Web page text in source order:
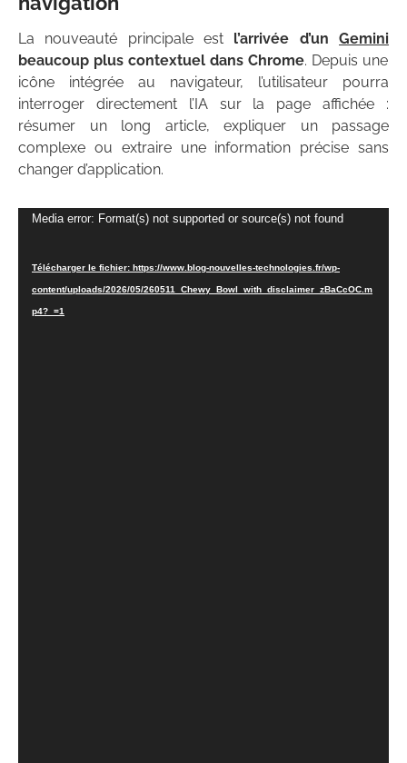
La nouveauté principale est l’arrivée d’unGemini
beaucoup plus contextuel dans Chrome. Depuis une
icône intégrée au navigateur, l’utilisateur pourra
interroger directement l’IA sur la page affichée :
résumer un long article, expliquer un passage
complexe ou extraire une information précise sans
changer d’application.
Lecteur
Media error: Format(s) not supported or source(s) not found
Télécharger le fichier: https://www.blog-nouvelles-technologies.fr/wp-
content/uploads/2026/05/260511_Chewy_Bowl_with_disclaimer_zBaCcOC.m
p4?_=1